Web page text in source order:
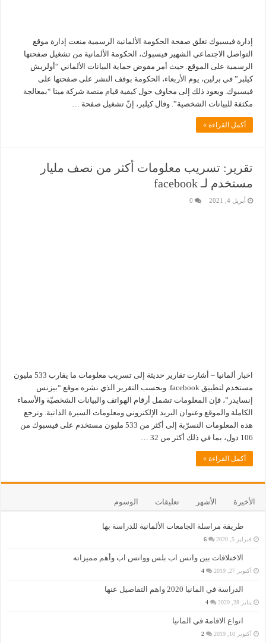
إدارة فيسبوك تغلق صفحة الحكومة الألمانية الرسمية منعت إدارة موقع
التواصل الاجتماعي الشهير فيسبوك، الحكومة الألمانية من تشغيل صفحتها
الرسمية على الموقع. حيث أمر مفوض حماية البيانات الألماني “أولريش
كيلبر” في برلين، يوم الأربعاء، الحكومة بوقف النشر على صفحتها على
فيسبوك. ويعود ذلك إلى مخاوف حول كيفية قيام منصة شركة ميتا “بمعالجة
مكثفة للبيانات الشخصية”. وقال كيلبر، إنّ تشغيل صفحة …
أكمل القراءة »
تقرير: تسريب معلومات أكثر من نصف مليار
مستخدم لـ facebook
أبريل 4, 2021 0
اخبار ألمانيا – أشارت تقارير حديثة إلى تسريب معلومات ما يقارب 533 مليون
مستخدم لتطبيق facebook. وبحسب التقرير الذي نشره موقع “بيزنس
إنسايدر”، فإن المعلومات تشمل أرقام الهواتف والبيانات الشخصيّة والأسماء
الكاملة والموقع وعنوان البريد الإلكتروني ومعلومات السيرة الذاتية. وترجع
هذه المعلومات النسرّبة إلى أكثر من 533 مليون مستخدم على فيسبوك من
106 دول، بما في ذلك أكثر من 32 …
أكمل القراءة »
الأخيرة الأشهر تعليقات الوسوم
طريقة مراسلة الجامعات الألمانية للدراسة بها
فبراير 5, 2020 6
الاختلافات بين واتس اب بلس وواتس اب وأهم مميزاته
أكتوبر 27, 2019 4
الدراسة في المانيا 2020 واهم التفاصيل عنها
يناير 28, 2020 4
انواع الاقامة في المانيا
أكتوبر 10, 2019 2